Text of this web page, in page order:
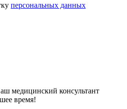
персональных данных
медицинский консультант
время!